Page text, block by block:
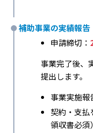
補助事業の実績報告
申請締切：
事業完了後、
提出します。
事業実施
契約・支
領収書必須）